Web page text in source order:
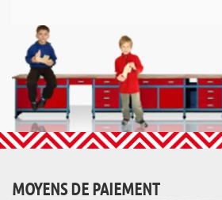
MOYENS DE PAIEMENT